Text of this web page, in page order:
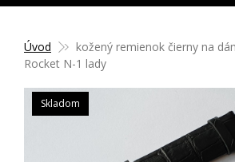
Úvod
kožený remienok čierny na
Rocket N-1 lady
Skladom